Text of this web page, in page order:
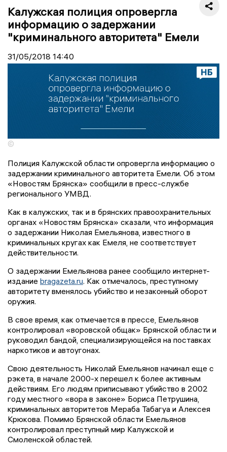
Калужская полиция опровергла
информацию о задержании
"криминального авторитета" Емели
31/05/2018 14:40
©
Полиция Калужской области опровергла информацию о
задержании криминального авторитета Емели. Об этом
«Новостям Брянска» сообщили в пресс-службе
регионального УМВД.
Как в калужских, так и в брянских правоохранительных
органах «Новостям Брянска» сказали, что информация
о задержании Николая Емельянова, известного в
криминальных кругах как Емеля, не соответствует
действительности.
О задержании Емельянова ранее сообщило интернет-
издание bragazeta.ru. Как отмечалось, преступному
авторитету вменялось убийство и незаконный оборот
оружия.
В свое время, как отмечается в прессе, Емельянов
контролировал «воровской общак» Брянской области и
руководил бандой, специализирующейся на поставках
наркотиков и автоугонах.
Свою деятельность Николай Емельянов начинал еще с
рэкета, в начале 2000-х перешел к более активным
действиям. Его людям приписывают убийство в 2002
году местного «вора в законе» Бориса Петрушина,
криминальных авторитетов Мераба Табагуа и Алексея
Крюкова. Помимо Брянской области Емельянов
контролировал преступный мир Калужской и
Смоленской областей.